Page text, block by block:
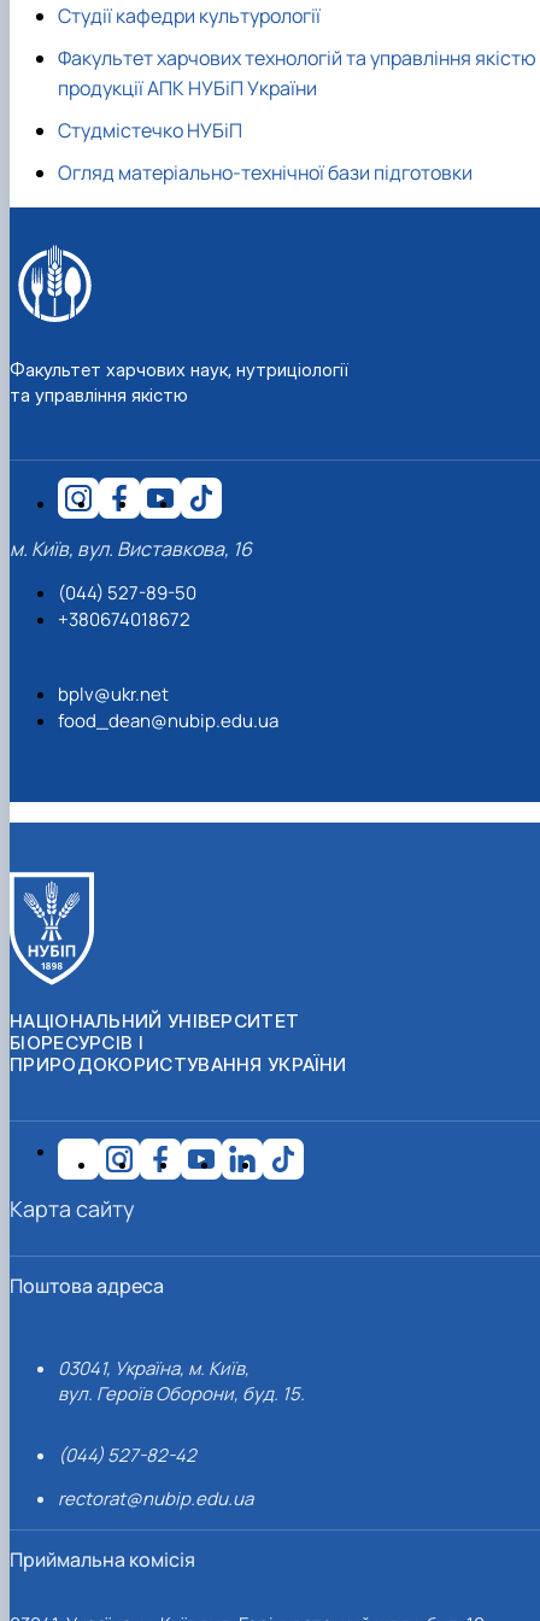
Матеріально-технічна база
Бази практичного навчання здобувачів
Інформація про акредитацію
Студії кафедри культурології
Факультет харчових технологій та управління якістю
продукції АПК НУБіП України
Студмістечко НУБіП
Огляд матеріально-технічної бази підготовки
Факультет харчових наук, нутриціології
та управління якістю
м. Київ, вул. Виставкова, 16
(044) 527-89-50
+380674018672
bplv@ukr.net
food_dean@nubip.edu.ua
НАЦІОНАЛЬНИЙ УНІВЕРСИТЕТ
БІОРЕСУРСІВ І
ПРИРОДОКОРИСТУВАННЯ УКРАЇНИ
Поштова адреса
03041, Україна, м. Київ,
вул. Героїв Оборони, буд. 15.
(044) 527-82-42
rectorat@nubip.edu.ua
Приймальна комісія
Карта сайту